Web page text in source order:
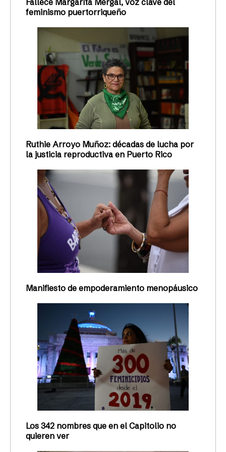
Fallece Margarita Mergal, voz clave del
feminismo puertorriqueño
Ruthie Arroyo Muñoz: décadas de lucha por
la justicia reproductiva en Puerto Rico
Manifiesto de empoderamiento menopáusico
Los 342 nombres que en el Capitolio no
quieren ver